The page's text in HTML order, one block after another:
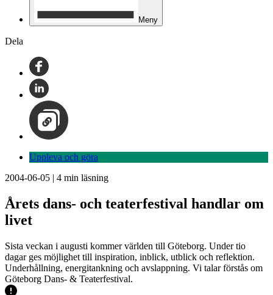
Meny
Dela
Uppleva och göra
2004-06-05 | 4 min läsning
Årets dans- och teaterfestival handlar om
livet
Sista veckan i augusti kommer världen till Göteborg. Under tio
dagar ges möjlighet till inspiration, inblick, utblick och reflektion.
Underhållning, energitankning och avslappning. Vi talar förstås om
Göteborg Dans- & Teaterfestival.